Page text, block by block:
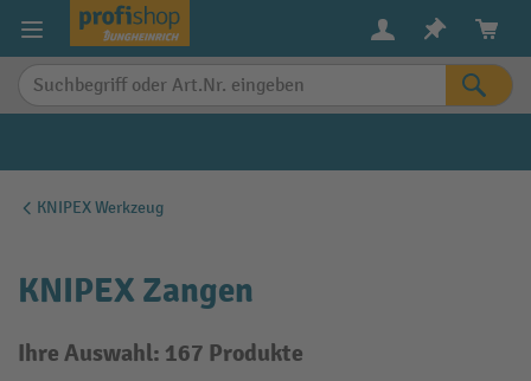
springen
KNIPEX Werkzeug
KNIPEX Zangen
Ihre Auswahl: 167 Produkte